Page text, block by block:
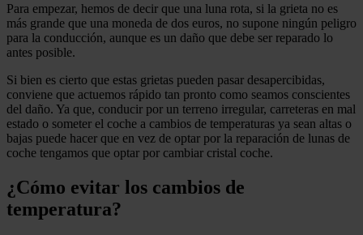
Para empezar, hemos de decir que una luna rota, si la grieta no es
más grande que una moneda de dos euros, no supone ningún peligro
para la conducción, aunque es un daño que debe ser reparado lo
antes posible.
Si bien es cierto que estas grietas pueden pasar desapercibidas,
conviene que actuemos rápido tan pronto como seamos conscientes
del daño. Ya que, conducir por un terreno irregular, carreteras en mal
estado o someter el coche a cambios de temperaturas ya sean altas o
bajas puede hacer que en vez de optar por la reparación de lunas de
coche tengamos que optar por cambiar cristal coche.
¿Cómo evitar los cambios de
temperatura?